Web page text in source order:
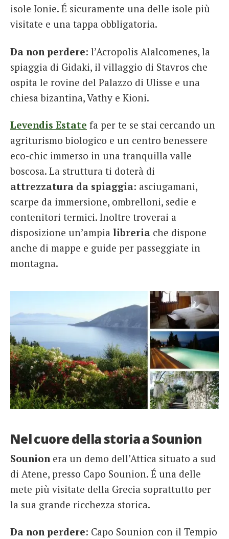
isole Ionie. É sicuramente una delle isole più
visitate e una tappa obbligatoria.
Da non perdere: l’Acropolis Alalcomenes, la
spiaggia di Gidaki, il villaggio di Stavros che
ospita le rovine del Palazzo di Ulisse e una
chiesa bizantina, Vathy e Kioni.
Levendis Estate fa per te se stai cercando un
agriturismo biologico e un centro benessere
eco-chic immerso in una tranquilla valle
boscosa. La struttura ti doterà di
attrezzatura da spiaggia: asciugamani,
scarpe da immersione, ombrelloni, sedie e
contenitori termici. Inoltre troverai a
disposizione un’ampia libreria che dispone
anche di mappe e guide per passeggiate in
montagna.
Nel cuore della storia a Sounion
Sounion era un demo dell’Attica situato a sud
di Atene, presso Capo Sounion. É una delle
mete più visitate della Grecia soprattutto per
la sua grande ricchezza storica.
Da non perdere: Capo Sounion con il Tempio